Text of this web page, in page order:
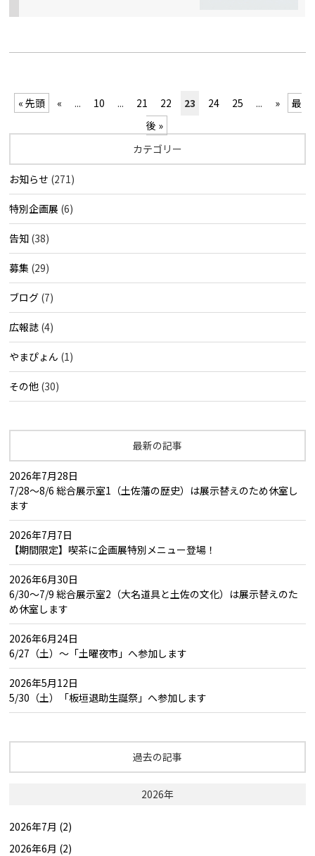
« 先頭 « ... 10 ... 21 22 23 24 25 ... »
最
後 »
カテゴリー
お知らせ (271)
特別企画展 (6)
告知 (38)
募集 (29)
ブログ (7)
広報誌 (4)
やまぴょん (1)
その他 (30)
最新の記事
2026年7月28日
7/28～8/6 総合展示室1（土佐藩の歴史）は展示替えのため休室し
ます
2026年7月7日
【期間限定】喫茶に企画展特別メニュー登場！
2026年6月30日
6/30～7/9 総合展示室2（大名道具と土佐の文化）は展示替えのた
め休室します
2026年6月24日
6/27（土）～「土曜夜市」へ参加します
2026年5月12日
5/30（土）「板垣退助生誕祭」へ参加します
過去の記事
2026年
2026年7月 (2)
2026年6月 (2)